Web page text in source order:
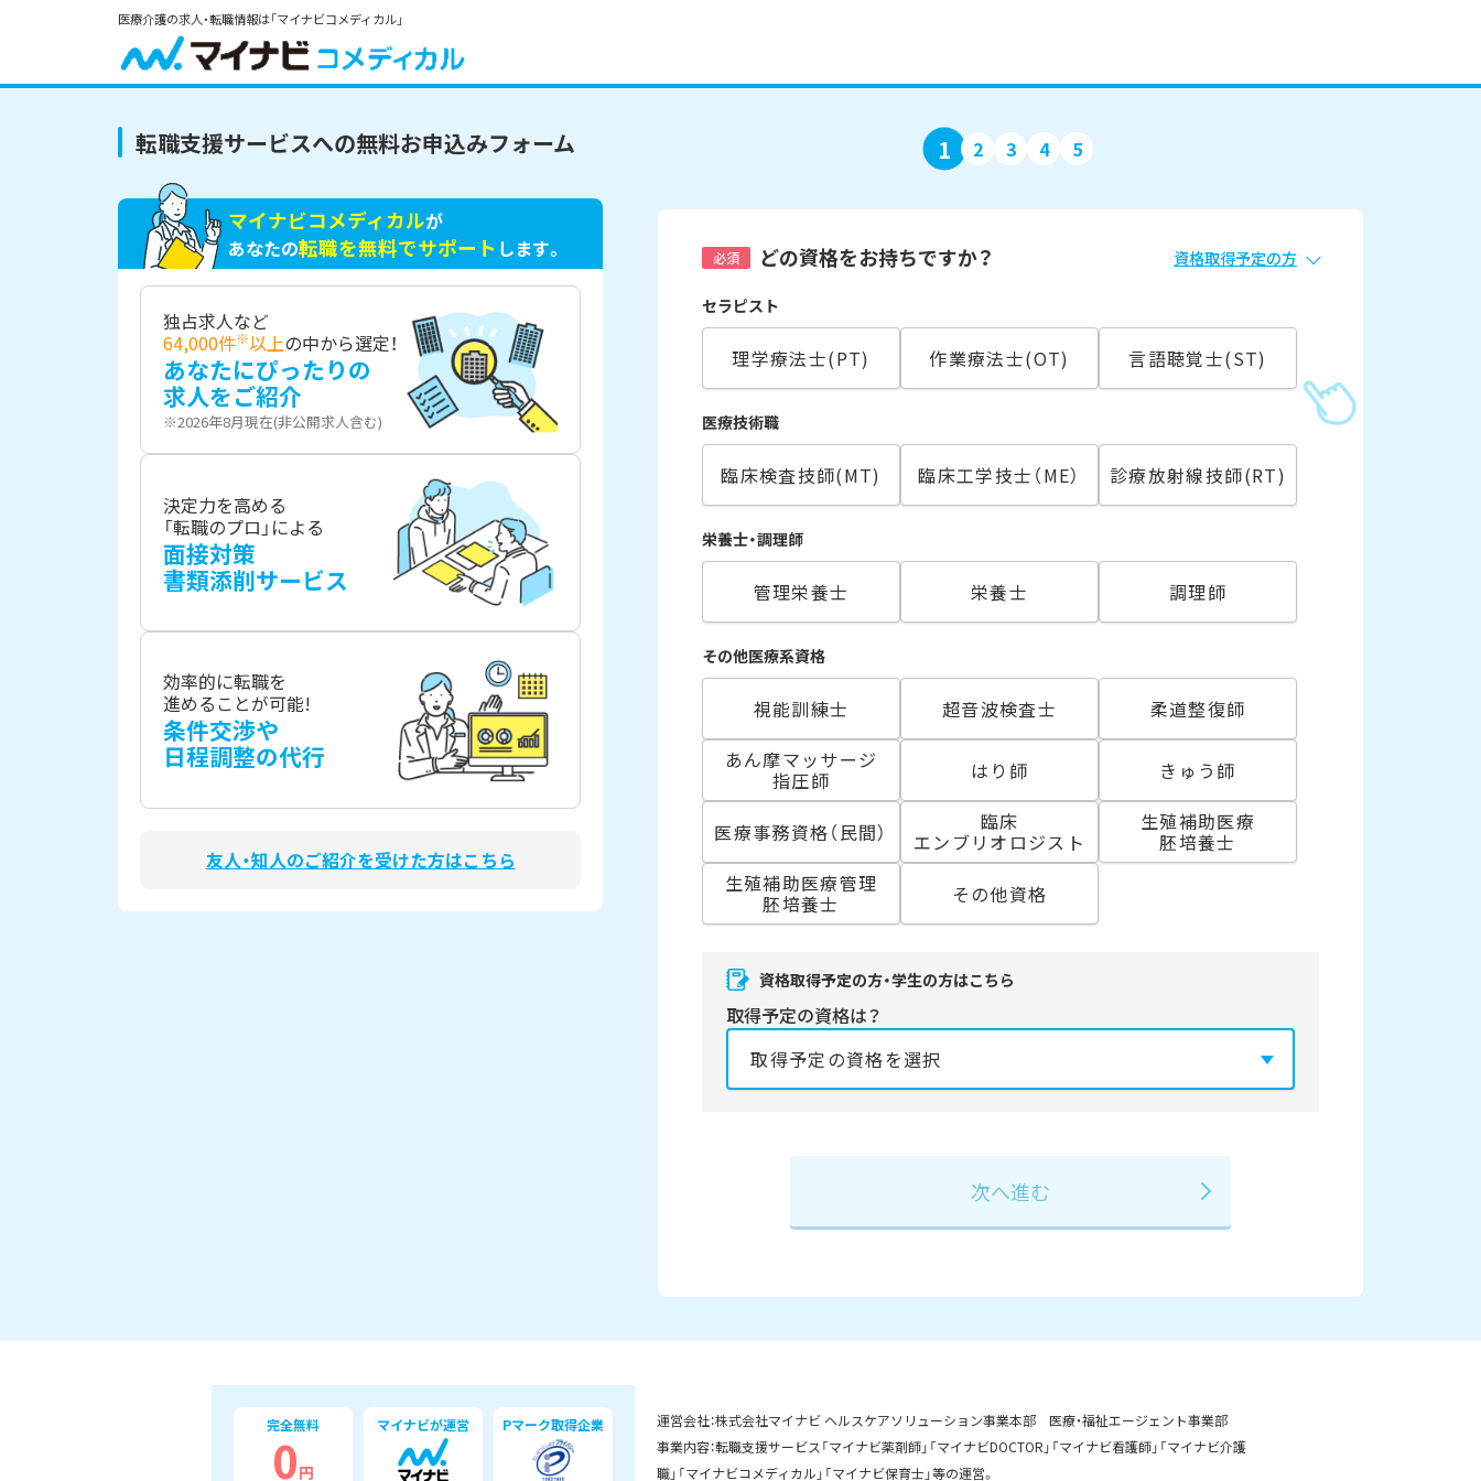
医療介護の求人・転職情報は「マイナビコメディカル」
転職支援サービスへの無料お申込みフォーム 1 2 3 4 5
必須 どの資格をお持ちですか？ 資格取得予定の方
セラピスト
理学療法士(PT) 作業療法士(OT) 言語聴覚士(ST)
医療技術職
臨床検査技師(MT) 臨床工学技士（ME） 診療放射線技師(RT)
栄養士・調理師
管理栄養士 栄養士 調理師
その他医療系資格
視能訓練士 超音波検査士
柔道整復師
あん摩マッサージ
指圧師 はり師 きゅう師
医療事務資格（民間） 臨床
エンブリオロジスト
生殖補助医療
胚培養士
生殖補助医療管理
胚培養士 その他資格
資格取得予定の方・学生の方はこちら
取得予定の資格は？
マイナビコメディカルが
あなたの転職を無料でサポート します。
独占求人など
64,000件※以上の中から選定！
あなたにぴったりの
求人をご紹介
※2026年8月現在(非公開求人含む)
決定力を高める
「転職のプロ」による
面接対策
書類添削サービス
効率的に転職を
進めることが可能!
条件交渉や
日程調整の代行
友人・知人のご紹介を受けた方はこちら
完全無料
0円
マイナビが運営 Pマーク取得企業
運営会社：株式会社マイナビ ヘルスケアソリューション事業本部 医療・福祉エージェント事業部
事業内容：転職支援サービス「マイナビ薬剤師」「マイナビDOCTOR」「マイナビ看護師」「マイナビ介護
職」「マイナビコメディカル」「マイナビ保育士」等の運営。